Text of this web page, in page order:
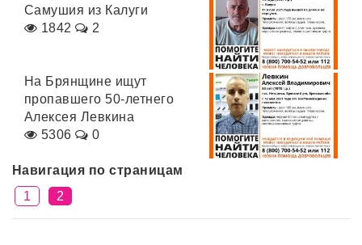
Самушия из Калуги
1842
2
На Брянщине ищут
пропавшего 50-летнего
Алексея Левкина
5306
0
Навигация по страницам
1
2